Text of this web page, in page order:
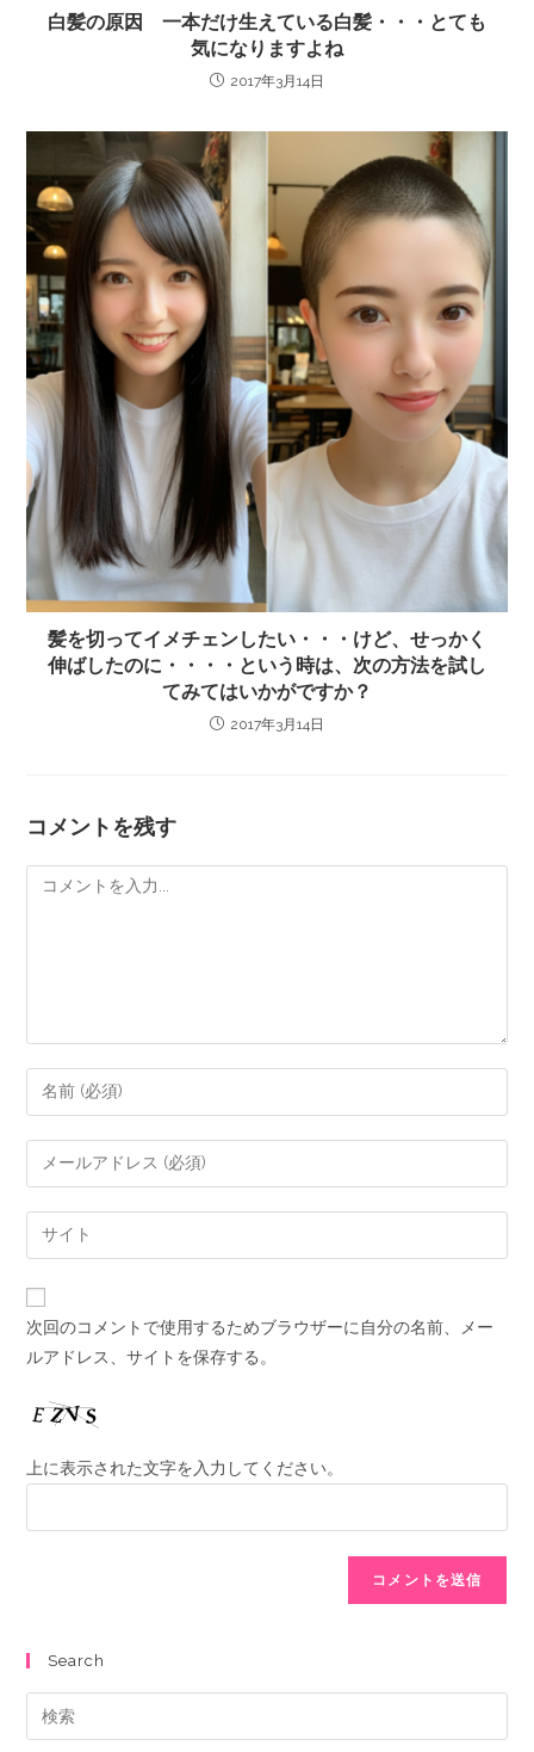
白髪の原因 一本だけ生えている白髪・・・とても
気になりますよね
2017年3月14日
髪を切ってイメチェンしたい・・・けど、せっかく
伸ばしたのに・・・・という時は、次の方法を試し
てみてはいかがですか？
2017年3月14日
コメントを残す
次回のコメントで使用するためブラウザーに自分の名前、メー
ルアドレス、サイトを保存する。
上に表示された文字を入力してください。
Search